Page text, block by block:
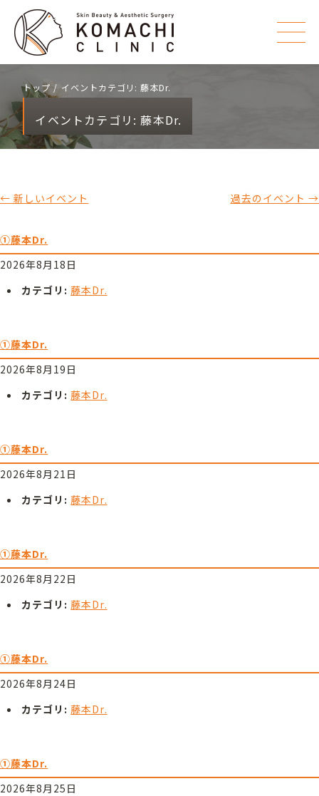
トップ イベントカテゴリ:藤本Dr.
イベントカテゴリ: 藤本Dr.
過去のイベント →
← 新しいイベント
①藤本Dr.
2026年8月18日
カテゴリ: 藤本Dr.
①藤本Dr.
2026年8月19日
カテゴリ: 藤本Dr.
①藤本Dr.
2026年8月21日
カテゴリ: 藤本Dr.
①藤本Dr.
2026年8月22日
カテゴリ: 藤本Dr.
①藤本Dr.
2026年8月24日
カテゴリ: 藤本Dr.
①藤本Dr.
2026年8月25日